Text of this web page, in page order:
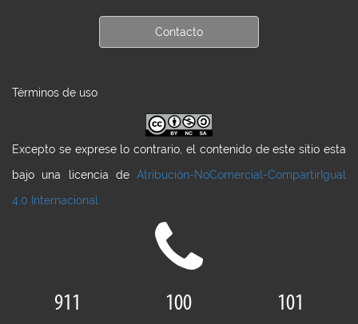
Contacto
Términos de uso
Excepto se exprese lo contrario, el contenido de este sitio esta
bajo una licencia de Atribución-NoComercial-CompartirIgual
4.0 Internacional
911 100 101